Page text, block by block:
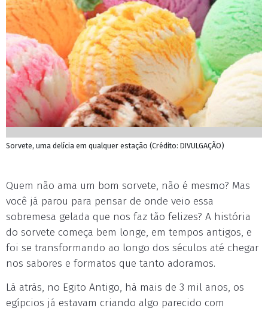
Sorvete, uma delícia em qualquer estação (Crédito: DIVULGAÇÃO)
Quem não ama um bom sorvete, não é mesmo? Mas
você já parou para pensar de onde veio essa
sobremesa gelada que nos faz tão felizes? A história
do sorvete começa bem longe, em tempos antigos, e
foi se transformando ao longo dos séculos até chegar
nos sabores e formatos que tanto adoramos.
Lá atrás, no Egito Antigo, há mais de 3 mil anos, os
egípcios já estavam criando algo parecido com